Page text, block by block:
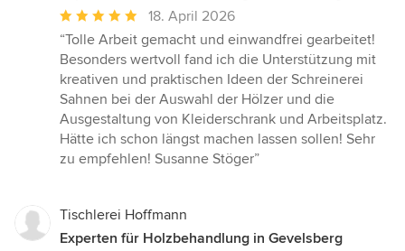
Durchschnittliche
Bewertung:
5
von
5
Sternen
18. April 2026
“Tolle Arbeit gemacht und einwandfrei gearbeitet!
Besonders wertvoll fand ich die Unterstützung mit
kreativen und praktischen Ideen der Schreinerei
Sahnen bei der Auswahl der Hölzer und die
Ausgestaltung von Kleiderschrank und Arbeitsplatz.
Hätte ich schon längst machen lassen sollen! Sehr
zu empfehlen! Susanne Stöger”
Tischlerei Hoffmann
Experten für Holzbehandlung in Gevelsberg